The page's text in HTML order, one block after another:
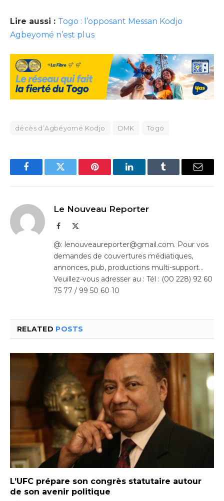
Lire aussi : Togo : l’opposant Messan Kodjo
Agbeyomé n’est plus
décès d’Agbéyomé Kodjo DMK Togo
FacebookTwitter Pinterest LinkedInTumblr Email
Le Nouveau Reporter
Facebook
@: lenouveaureporter@gmail.com. Pour vos
demandes de couvertures médiatiques,
annonces, pub, productions multi-support…
Veuillez-vous adresser au : Tél : (00 228) 92 60
75 77 / 99 50 60 10
RELATED POSTS
L’UFC prépare son congrès statutaire autour
de son avenir politique